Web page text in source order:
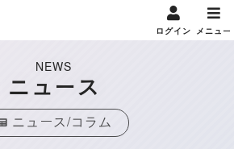
ログイン メニュー
NEWS
ニュース
ニュース/コラム